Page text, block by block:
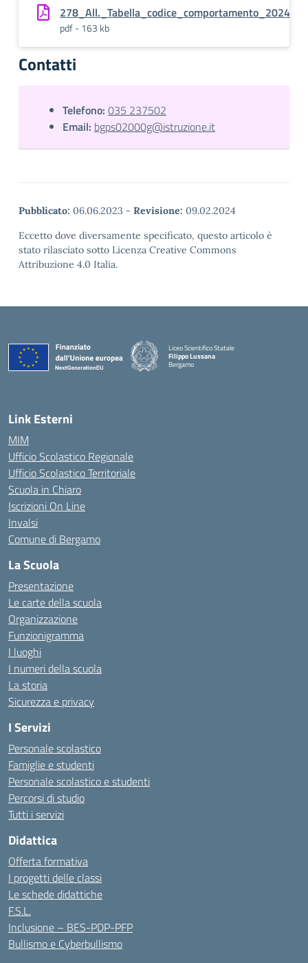
278_All._Tabella_codice_comportamento_2024
pdf - 163 kb
Contatti
Telefono: 035 237502
Email: bgps02000g@istruzione.it
Pubblicato: 06.06.2023 - Revisione: 09.02.2024
Eccetto dove diversamente specificato, questo articolo è
stato rilasciato sotto Licenza Creative Commons
Attribuzione 4.0 Italia.
Liceo Scientifico Statale
Filippo Lussana
Bergamo
— Visita la pagina iniziale della scuola
Link Esterni
MIM
Ufficio Scolastico Regionale
Ufficio Scolastico Territoriale
Scuola in Chiaro
Iscrizioni On Line
Invalsi
Comune di Bergamo
La Scuola
Presentazione
Le carte della scuola
Organizzazione
Funzionigramma
I luoghi
I numeri della scuola
La storia
Sicurezza e privacy
I Servizi
Personale scolastico
Famiglie e studenti
Personale scolastico e studenti
Percorsi di studio
Tutti i servizi
Didattica
Offerta formativa
I progetti delle classi
Le schede didattiche
F.S.L.
Inclusione – BES-PDP-PFP
Bullismo e Cyberbullismo